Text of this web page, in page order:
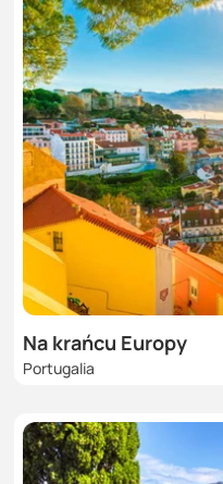
Na krańcu Europy
Portugalia